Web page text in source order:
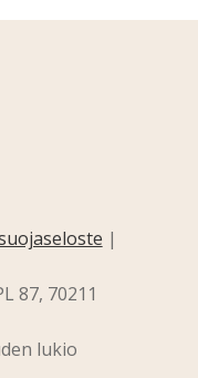
|
87, 70211
lukio